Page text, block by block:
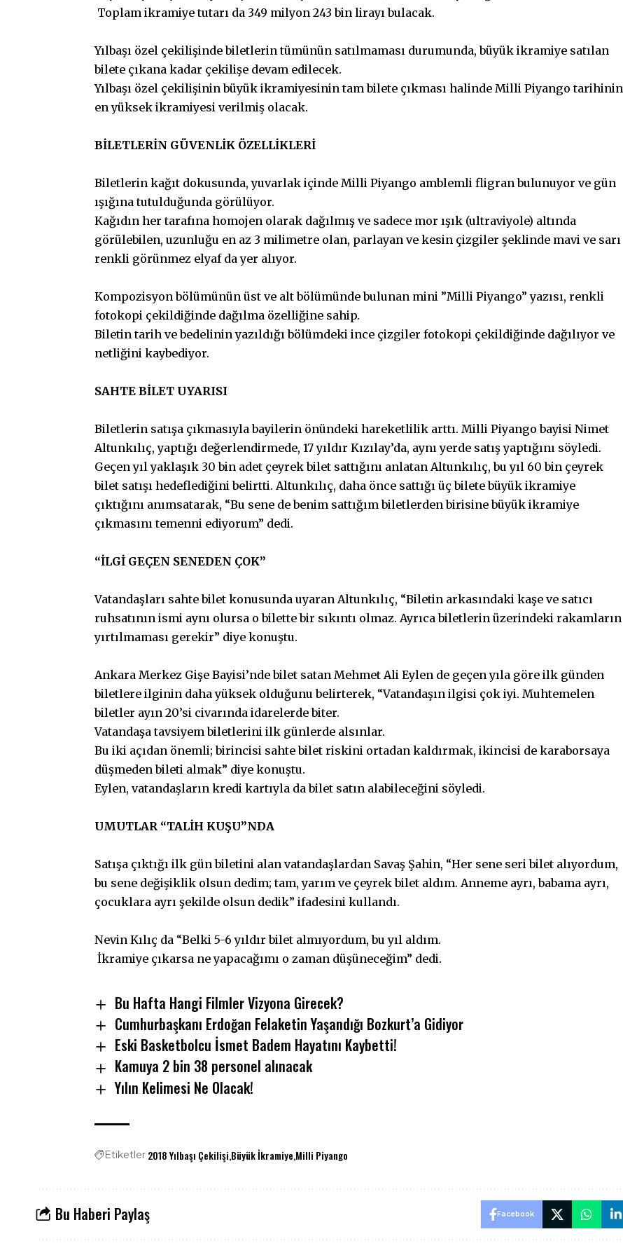
Toplam ikramiye tutarı da 349 milyon 243 bin lirayı bulacak.
Yılbaşı özel çekilişinde biletlerin tümünün satılmaması durumunda, büyük ikramiye satılan
bilete çıkana kadar çekilişe devam edilecek.
Yılbaşı özel çekilişinin büyük ikramiyesinin tam bilete çıkması halinde Milli Piyango tarihinin
en yüksek ikramiyesi verilmiş olacak.
BİLETLERİN GÜVENLİK ÖZELLİKLERİ
Biletlerin kağıt dokusunda, yuvarlak içinde Milli Piyango amblemli fligran bulunuyor ve gün
ışığına tutulduğunda görülüyor.
Kağıdın her tarafına homojen olarak dağılmış ve sadece mor ışık (ultraviyole) altında
görülebilen, uzunluğu en az 3 milimetre olan, parlayan ve kesin çizgiler şeklinde mavi ve sarı
renkli görünmez elyaf da yer alıyor.
Kompozisyon bölümünün üst ve alt bölümünde bulunan mini ”Milli Piyango” yazısı, renkli
fotokopi çekildiğinde dağılma özelliğine sahip.
Biletin tarih ve bedelinin yazıldığı bölümdeki ince çizgiler fotokopi çekildiğinde dağılıyor ve
netliğini kaybediyor.
SAHTE BİLET UYARISI
Biletlerin satışa çıkmasıyla bayilerin önündeki hareketlilik arttı. Milli Piyango bayisi Nimet
Altunkılıç, yaptığı değerlendirmede, 17 yıldır Kızılay’da, aynı yerde satış yaptığını söyledi.
Geçen yıl yaklaşık 30 bin adet çeyrek bilet sattığını anlatan Altunkılıç, bu yıl 60 bin çeyrek
bilet satışı hedeflediğini belirtti. Altunkılıç, daha önce sattığı üç bilete büyük ikramiye
çıktığını anımsatarak, “Bu sene de benim sattığım biletlerden birisine büyük ikramiye
çıkmasını temenni ediyorum” dedi.
“İLGİ GEÇEN SENEDEN ÇOK”
Vatandaşları sahte bilet konusunda uyaran Altunkılıç, “Biletin arkasındaki kaşe ve satıcı
ruhsatının ismi aynı olursa o bilette bir sıkıntı olmaz. Ayrıca biletlerin üzerindeki rakamların
yırtılmaması gerekir” diye konuştu.
Ankara Merkez Gişe Bayisi’nde bilet satan Mehmet Ali Eylen de geçen yıla göre ilk günden
biletlere ilginin daha yüksek olduğunu belirterek, “Vatandaşın ilgisi çok iyi. Muhtemelen
biletler ayın 20’si civarında idarelerde biter.
Vatandaşa tavsiyem biletlerini ilk günlerde alsınlar.
Bu iki açıdan önemli; birincisi sahte bilet riskini ortadan kaldırmak, ikincisi de karaborsaya
düşmeden bileti almak” diye konuştu.
Eylen, vatandaşların kredi kartıyla da bilet satın alabileceğini söyledi.
UMUTLAR “TALİH KUŞU”NDA
Satışa çıktığı ilk gün biletini alan vatandaşlardan Savaş Şahin, “Her sene seri bilet alıyordum,
bu sene değişiklik olsun dedim; tam, yarım ve çeyrek bilet aldım. Anneme ayrı, babama ayrı,
çocuklara ayrı şekilde olsun dedik” ifadesini kullandı.
Nevin Kılıç da “Belki 5-6 yıldır bilet almıyordum, bu yıl aldım.
İkramiye çıkarsa ne yapacağımı o zaman düşüneceğim” dedi.
Bu Hafta Hangi Filmler Vizyona Girecek?
Cumhurbaşkanı Erdoğan Felaketin Yaşandığı Bozkurt’a Gidiyor
Eski Basketbolcu İsmet Badem Hayatını Kaybetti!
Kamuya 2 bin 38 personel alınacak
Yılın Kelimesi Ne Olacak!
Etiketler 2018 Yılbaşı Çekilişi Büyük İkramiye Milli Piyango
Bu Haberi Paylaş Facebook